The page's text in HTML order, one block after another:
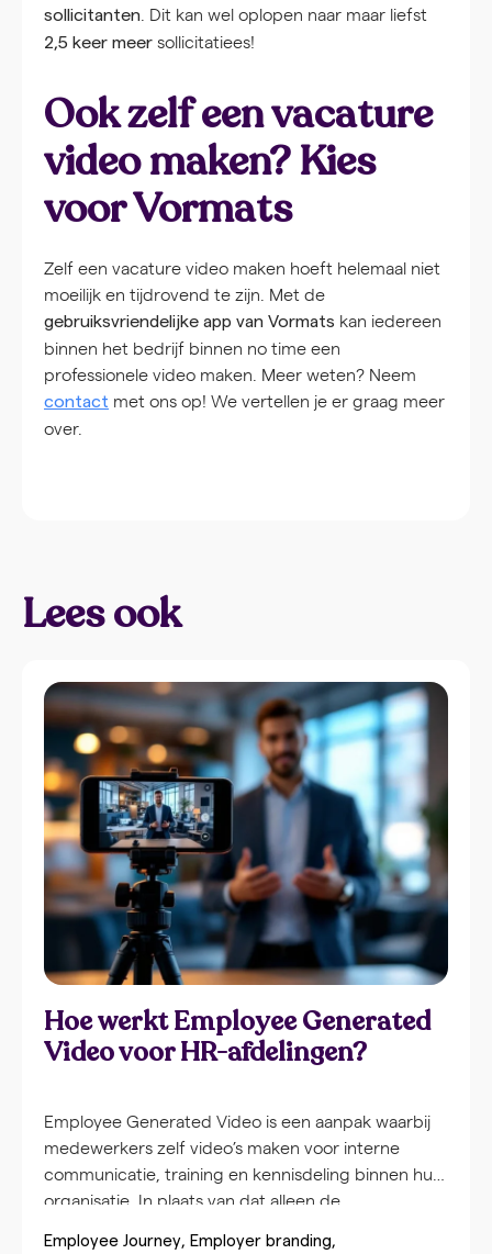
sollicitanten. Dit kan wel oplopen naar maar liefst
2,5 keer meer sollicitatiees!
Ook zelf een vacature
video maken? Kies
voor Vormats
Zelf een vacature video maken hoeft helemaal niet
moeilijk en tijdrovend te zijn. Met de
gebruiksvriendelijke app van Vormats kan iedereen
binnen het bedrijf binnen no time een
professionele video maken. Meer weten? Neem
contact met ons op! We vertellen je er graag meer
over.
Lees ook
Hoe werkt Employee Generated
Video voor HR-afdelingen?
Employee Generated Video is een aanpak waarbij
medewerkers zelf video’s maken voor interne
communicatie, training en kennisdeling binnen hun
organisatie. In plaats van dat alleen de
Employee Journey
Employer branding